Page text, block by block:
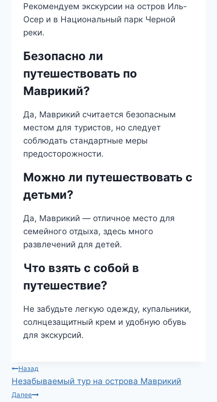
Рекомендуем экскурсии на остров Иль-
Осер и в Национальный парк Черной
реки.
Безопасно ли
путешествовать по
Маврикий?
Да, Маврикий считается безопасным
местом для туристов, но следует
соблюдать стандартные меры
предосторожности.
Можно ли путешествовать с
детьми?
Да, Маврикий — отличное место для
семейного отдыха, здесь много
развлечений для детей.
Что взять с собой в
путешествие?
Не забудьте легкую одежду, купальники,
солнцезащитный крем и удобную обувь
для экскурсий.
Навигация
по
Назад
Незабываемый тур на острова Маврикий
Далее